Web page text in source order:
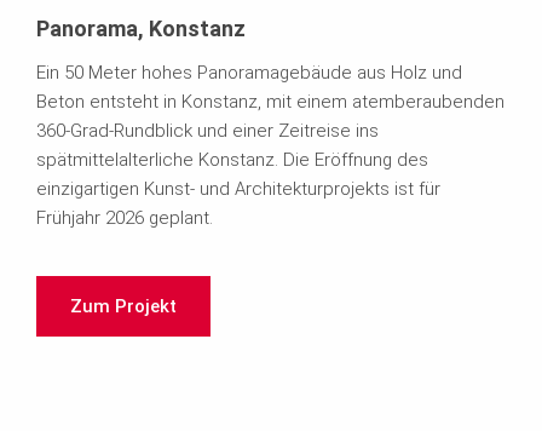
Panorama, Konstanz
Ein 50 Meter hohes Panoramagebäude aus Holz und
Beton entsteht in Konstanz, mit einem atemberaubenden
360-Grad-Rundblick und einer Zeitreise ins
spätmittelalterliche Konstanz. Die Eröffnung des
einzigartigen Kunst- und Architekturprojekts ist für
Frühjahr 2026 geplant.
Zum Projekt